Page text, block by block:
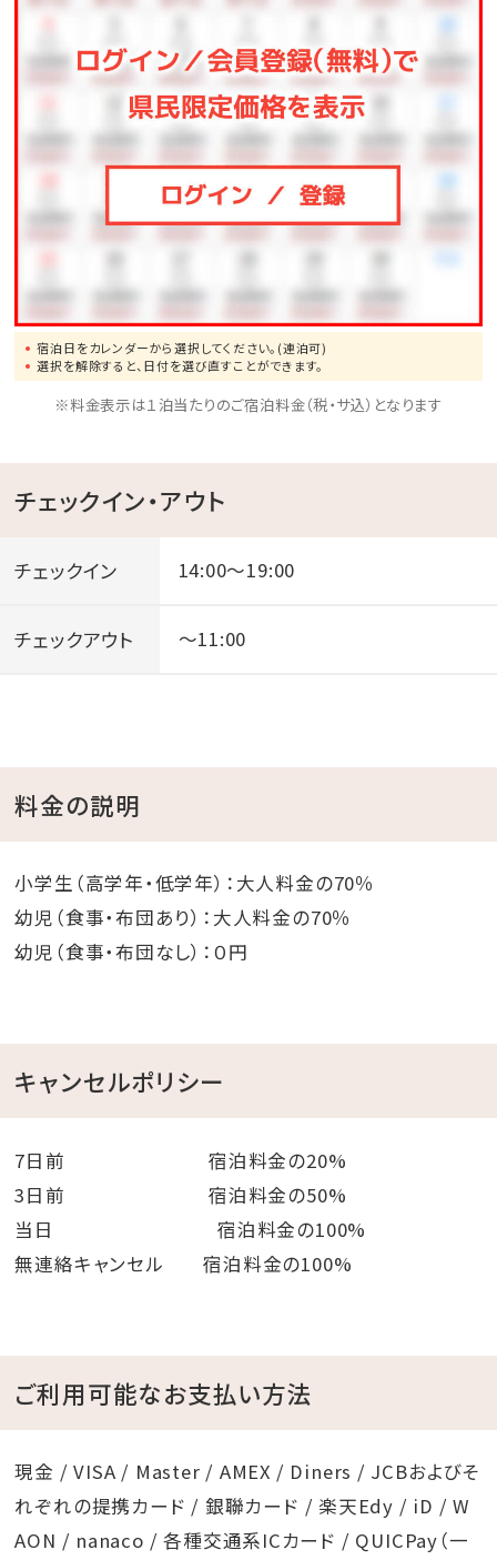
い。
（ネット予約の際は、「夕食付プラン」を選択しご予約へ
お進みください。）
＜ 特典 ＞
○★JUNGLIA OKINAWA★の入場確約1Dayチケット
購入権利付き
・入場制限が掛かった場合でも、このプランでご予約い
ただいた方は開園時間より入場可能。
・チケットはホテルにて受け渡しのため、当日パークのチ
ケットブースに立ち寄らずそのまま入場いただけます。
○レンタルカートが滞在中1台無料 ※要普通運転免
◆ ご案内 ◆
入力ください。
・こちらのプランはプレミアムサービス対象外となりま
【ガーデンプール】
○営業時間
・海開き（3/29）～7/18、9/1～10月下旬 10：00～17：
00
・7/19～8/31 9：00～18：00
○営業時間
・海開き（3/29）～7/18、10/1～10月下旬 9：00～18：
00
・7/19～8/31 8：00～19：00
・9/1～9/30 9：00～19：00
※タオル・シャワーは無料でご利用いただけます。
います。
◆ アニバーサリーオプション ◆
○パティシエ特製ケーキ
※4日前まで要予約。 ■アニバーサリーグッズのご予約
ページよりご予約いただけます。
宿泊日をカレンダーから選択してください。(連泊可)
選択を解除すると、日付を選び直すことができます。
※料金表示は１泊当たりのご宿泊料金（税・サ込）となります
チェックイン・アウト
チェックイン 14:00～19:00
チェックアウト ～11:00
料金の説明
小学生（高学年・低学年）：大人料金の70％
幼児（食事・布団あり）：大人料金の70％
幼児（食事・布団なし）：０円
キャンセルポリシー
7日前 宿泊料金の20%
3日前 宿泊料金の50%
当日 宿泊料金の100%
無連絡キャンセル 宿泊料金の100%
ご利用可能なお支払い方法
現金 / VISA / Master / AMEX / Diners / JCBおよびそ
れぞれの提携カード / 銀聯カード / 楽天Edy / iD / W
AON / nanaco / 各種交通系ICカード / QUICPay（一